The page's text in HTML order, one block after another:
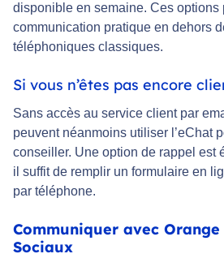
disponible en semaine. Ces options
communication pratique en dehors
téléphoniques classiques.
Si vous n’êtes pas encore
Sans accès au service client par
peuvent néanmoins utiliser l’eChat
conseiller. Une option de rappel est
il suffit de remplir un formulaire en
par téléphone.
Communiquer avec
Sociaux